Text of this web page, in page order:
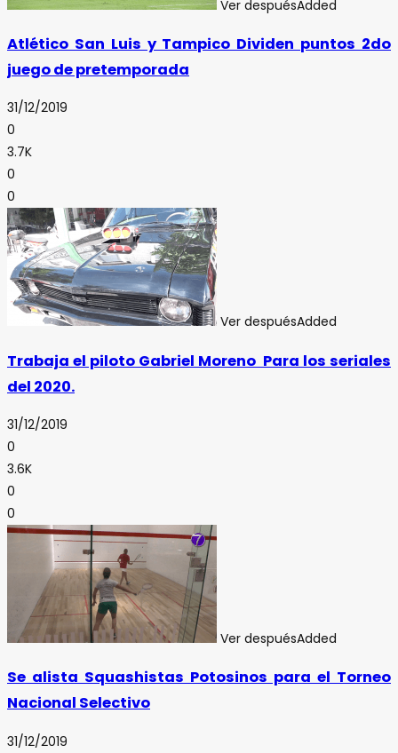
Ver despuésAdded
Atlético San Luis y Tampico Dividen puntos 2do
juego de pretemporada
31/12/2019
0
3.7K
0
0
Ver despuésAdded
Trabaja el piloto Gabriel Moreno Para los seriales
del 2020.
31/12/2019
0
3.6K
0
0
Ver despuésAdded
Se alista Squashistas Potosinos para el Torneo
Nacional Selectivo
31/12/2019